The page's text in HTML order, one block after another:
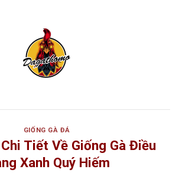
GIỐNG GÀ ĐÁ
Tiết Về Giống Gà Điều
Xanh Quý Hiếm